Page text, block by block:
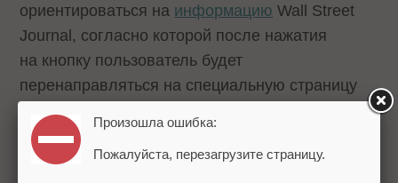
ориентироваться на информацию Wall Street
Journal, согласно которой после нажатия
на кнопку пользователь будет
перенаправляться на специальную страницу
Произошла ошибка:
Пожалуйста, перезагрузите страницу.